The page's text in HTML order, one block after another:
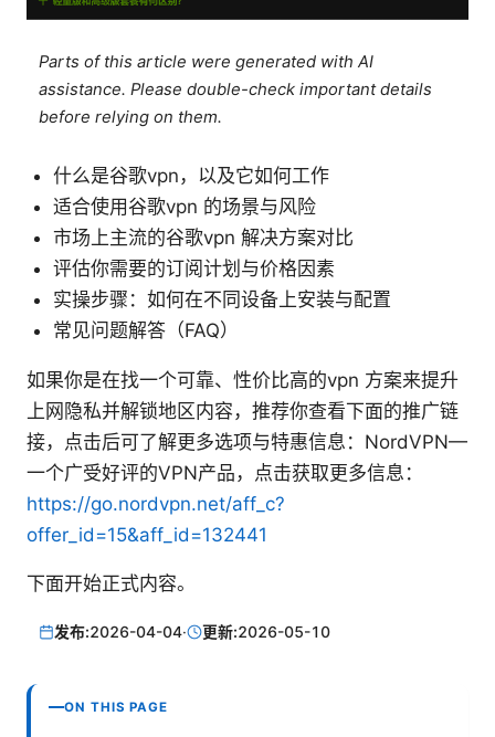
Parts of this article were generated with AI
assistance. Please double-check important details
before relying on them.
什么是谷歌vpn，以及它如何工作
适合使用谷歌vpn 的场景与风险
市场上主流的谷歌vpn 解决方案对比
评估你需要的订阅计划与价格因素
实操步骤：如何在不同设备上安装与配置
常见问题解答（FAQ）
如果你是在找一个可靠、性价比高的vpn 方案来提升
上网隐私并解锁地区内容，推荐你查看下面的推广链
接，点击后可了解更多选项与特惠信息：NordVPN—
一个广受好评的VPN产品，点击获取更多信息：
https://go.nordvpn.net/aff_c?
offer_id=15&aff_id=132441
下面开始正式内容。
发布:2026-04-04· 更新:2026-05-10
ON THIS PAGE